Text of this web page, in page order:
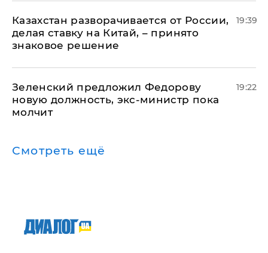
Казахстан разворачивается от России,
делая ставку на Китай, – принято
знаковое решение
19:39
Зеленский предложил Федорову
новую должность, экс-министр пока
молчит
19:22
Смотреть ещё